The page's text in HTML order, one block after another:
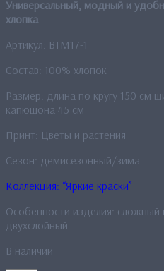
Универсальный, модный и
хлопка
Артикул: BTM17-1
Состав: 100% хлопок
Размер: длина по кругу 150 см
капюшона 45 см
Принт: Цветы и растения
Сезон: демисезонный/зима
Коллекция: “Яркие краски”
Особенности изделия:
двухслойный
В наличии